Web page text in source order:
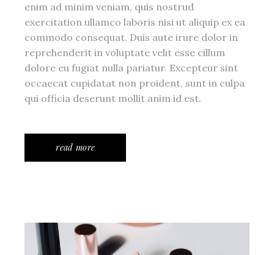
enim ad minim veniam, quis nostrud
exercitation ullamco laboris nisi ut aliquip ex ea
commodo consequat. Duis aute irure dolor in
reprehenderit in voluptate velit esse cillum
dolore eu fugiat nulla pariatur. Excepteur sint
occaecat cupidatat non proident, sunt in culpa
qui officia deserunt mollit anim id est.
read more